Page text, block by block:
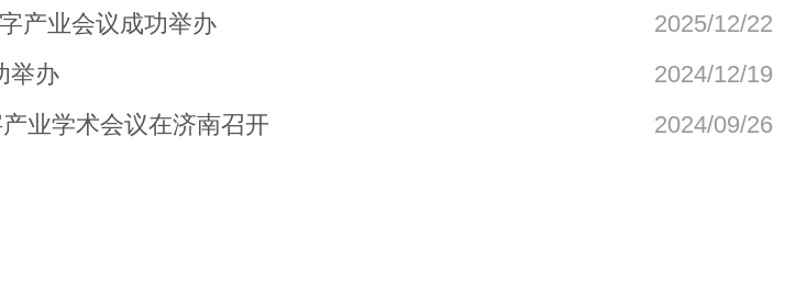
产业会议成功举办
2025/12/22
举办
2024/12/19
业学术会议在济南召开
2024/09/26